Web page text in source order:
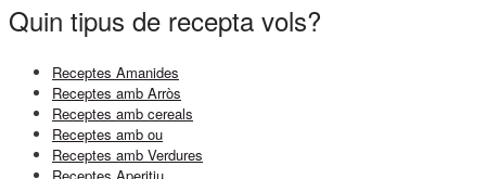
Quin tipus de recepta vols?
Receptes Amanides
Receptes amb Arròs
Receptes amb cereals
Receptes amb ou
Receptes amb Verdures